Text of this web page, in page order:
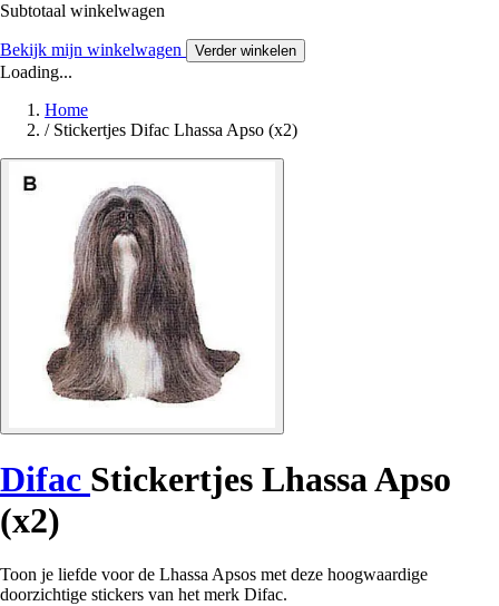
Subtotaal winkelwagen
Bekijk mijn winkelwagen Verder winkelen
Loading...
Home
/ Stickertjes Difac Lhassa Apso (x2)
Difac Stickertjes Lhassa Apso
(x2)
Toon je liefde voor de Lhassa Apsos met deze hoogwaardige
doorzichtige stickers van het merk Difac.